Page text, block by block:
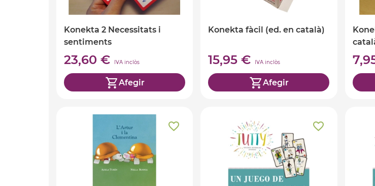
Konekta 2 Necessitats i
sentiments
23,60 € IVA inclòs
Afegir
Konekta fàcil (ed. en català)
15,95 € IVA inclòs
Afegir